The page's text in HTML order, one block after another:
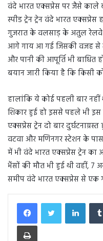
वंदे भारत एक्सप्रेस पर जैसे काले
स्पीड ट्रेन ट्रेन वंदे भारत
गुजरात के वलसाड़ के अतुल रेलवे
आगे गाय आ गई जिसकी वजह से
और पानी की आपूर्ति भी
बयान जारी किया है कि किसी
हालांकि ये कोई पहली बार
शिकार हुई हो इससे पहले भी
एक्सप्रेस ट्रेन दो बार
वटवा और मणिनगर स्टेशन के
में भी वंदे भारत एक्सप्रेस ट्रेन का
भैंसों की मौत भी हुई थी वहीं,
समीप वंदे भारत एक्सप्रेस से एक
Print